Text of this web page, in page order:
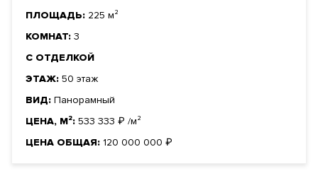
ПЛОЩАДЬ: 225 м²
КОМНАТ: 3
С ОТДЕЛКОЙ
ЭТАЖ: 50 этаж
ВИД: Панорамный
ЦЕНА, М²: 533 333 ₽ /м²
ЦЕНА ОБЩАЯ: 120 000 000 ₽